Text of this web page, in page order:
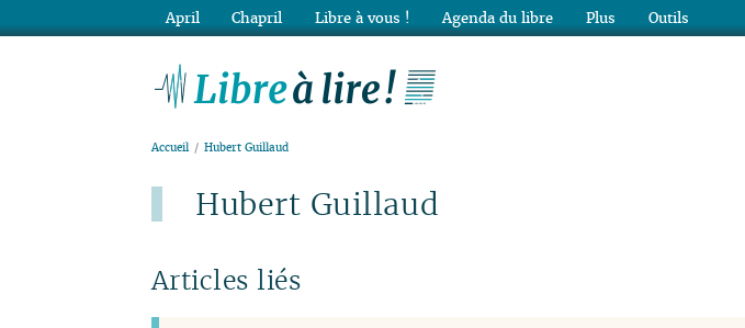
Accueil Hubert Guillaud
Hubert Guillaud
Articles liés
April Chapril Libre à vous ! Agenda du libre Plus Outils